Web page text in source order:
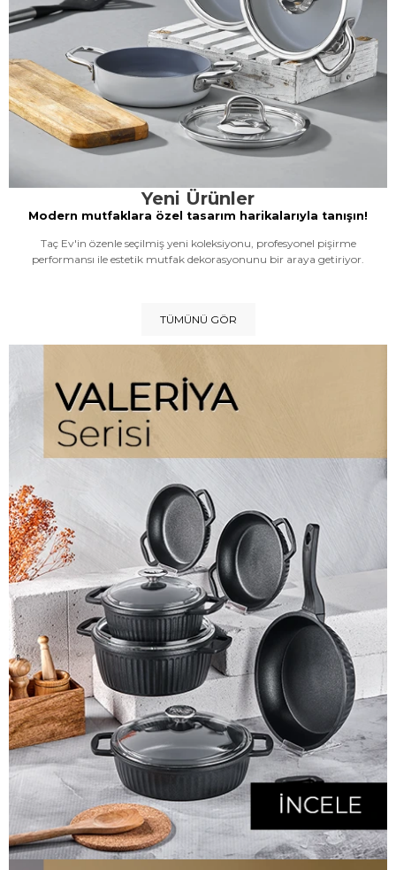
Yeni Ürünler
Modern mutfaklara özel tasarım harikalarıyla tanışın!
Taç Ev'in özenle seçilmiş yeni koleksiyonu, profesyonel pişirme
performansı ile estetik mutfak dekorasyonunu bir araya getiriyor.
TÜMÜNÜ GÖR